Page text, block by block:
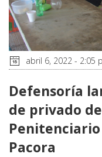
abril 6, 2022 - 2:05
Defensoría
de privado
Penitenciario
Pacora